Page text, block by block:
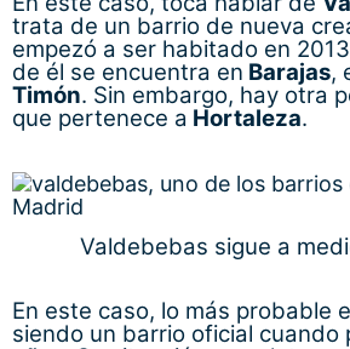
En este caso, lo más probable
siendo un barrio oficial cuando
años. Su situación
resto de la ciudad, al estar
por la autopista M-12, al norte
oeste por la M-40 y al sur con
deTimón. Lo que si puede
perteneciendo a Hortaleza en
Barajas
Valdebebas, que cuenta
Parque Felipe VIy la ciudad
Madrid .